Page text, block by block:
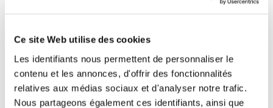
Ce site Web utilise des cookies
Les identifiants nous permettent de personnaliser le
contenu et les annonces, d'offrir des fonctionnalités
relatives aux médias sociaux et d'analyser notre trafic.
Nous partageons également ces identifiants, ainsi que